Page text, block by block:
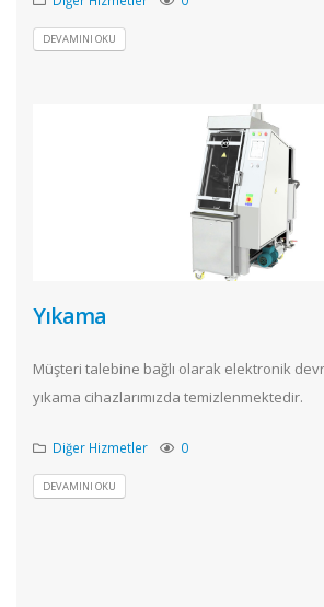
DEVAMINI OKU
Yıkama
Müşteri talebine bağlı olarak elektronik
yıkama cihazlarımızda temizlenmektedir.
Diğer Hizmetler 0
DEVAMINI OKU